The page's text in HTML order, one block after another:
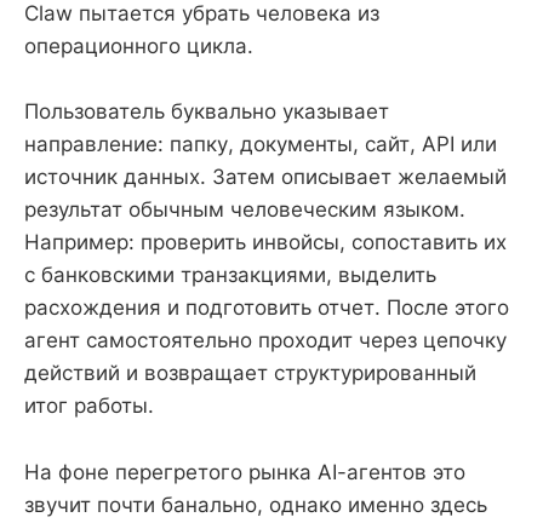
Claw пытается убрать человека из
операционного цикла.
Пользователь буквально указывает
направление: папку, документы, сайт, API или
источник данных. Затем описывает желаемый
результат обычным человеческим языком.
Например: проверить инвойсы, сопоставить их
с банковскими транзакциями, выделить
расхождения и подготовить отчет. После этого
агент самостоятельно проходит через цепочку
действий и возвращает структурированный
итог работы.
На фоне перегретого рынка AI-агентов это
звучит почти банально, однако именно здесь